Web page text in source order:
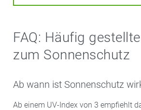
FAQ: Häufig
zum Sonnenschutz
Ab wann ist Sonnenschutz
Ab einem UV-Index von 3 empfiehlt